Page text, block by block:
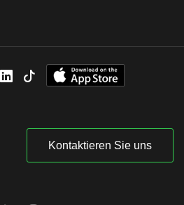
Kontaktieren Sie uns